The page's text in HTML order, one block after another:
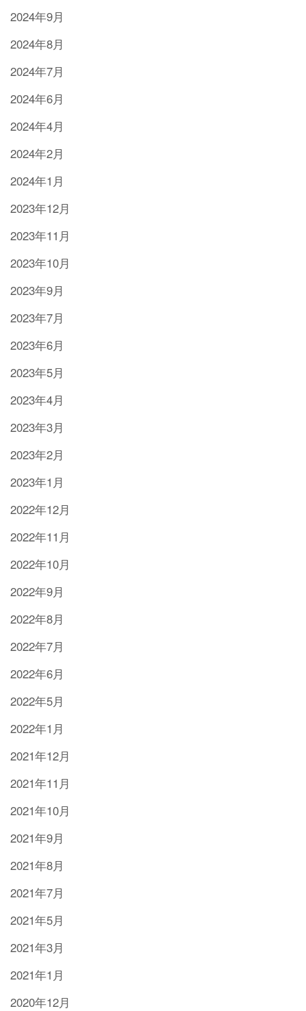
2024年9月
2024年8月
2024年7月
2024年6月
2024年4月
2024年2月
2024年1月
2023年12月
2023年11月
2023年10月
2023年9月
2023年7月
2023年6月
2023年5月
2023年4月
2023年3月
2023年2月
2023年1月
2022年12月
2022年11月
2022年10月
2022年9月
2022年8月
2022年7月
2022年6月
2022年5月
2022年1月
2021年12月
2021年11月
2021年10月
2021年9月
2021年8月
2021年7月
2021年5月
2021年3月
2021年1月
2020年12月